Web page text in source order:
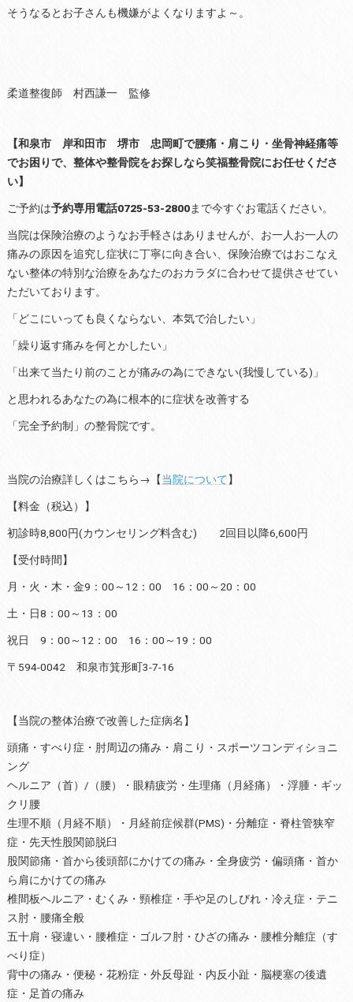
そうなるとお子さんも機嫌がよくなりますよ～。
柔道整復師 村西謙一 監修
【和泉市 岸和田市 堺市 忠岡町で腰痛・肩こり・坐骨神経痛等
でお困りで、整体や整骨院をお探しなら笑福整骨院にお任せくださ
い】
ご予約は予約専用電話0725-53-2800まで今すぐお電話ください。
当院は保険治療のようなお手軽さはありませんが、お一人お一人の
痛みの原因を追究し症状に丁寧に向き合い、保険治療ではおこなえ
ない整体の特別な治療をあなたのおカラダに合わせて提供させてい
ただいております。
「どこにいっても良くならない、本気で治したい」
「繰り返す痛みを何とかしたい」
「出来て当たり前のことが痛みの為にできない(我慢している)」
と思われるあなたの為に根本的に症状を改善する
「完全予約制」の整骨院です。
当院の治療詳しくはこちら→【当院について】
【料金（税込）】
初診時8,800円(カウンセリング料含む) 2回目以降6,600円
【受付時間】
月・火・木・金9：00～12：00 16：00～20：00
土・日8：00～13：00
祝日 9：00～12：00 16：00～19：00
〒594-0042 和泉市箕形町3-7-16
【当院の整体治療で改善した症病名】
頭痛・すべり症・肘周辺の痛み・肩こり・スポーツコンディショニ
ング
ヘルニア（首）/（腰）・眼精疲労・生理痛（月経痛）・浮腫・ギッ
クリ腰
生理不順（月経不順）・月経前症候群(PMS)・分離症・脊柱管狭窄
症・先天性股関節脱臼
股関節痛・首から後頭部にかけての痛み・全身疲労・偏頭痛・首か
ら肩にかけての痛み
椎間板ヘルニア・むくみ・頸椎症・手や足のしびれ・冷え症・テニ
ス肘・腰痛全般
五十肩・寝違い・腰椎症・ゴルフ肘・ひざの痛み・腰椎分離症（す
べり症）
背中の痛み・便秘・花粉症・外反母趾・内反小趾・脳梗塞の後遺
症・足首の痛み